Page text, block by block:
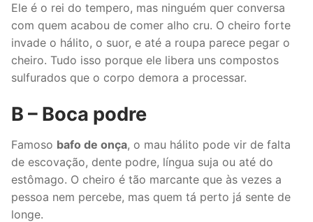
Ele é o rei do tempero, mas ninguém quer conversa
com quem acabou de comer alho cru. O cheiro forte
invade o hálito, o suor, e até a roupa parece pegar o
cheiro. Tudo isso porque ele libera uns compostos
sulfurados que o corpo demora a processar.
B – Boca podre
Famoso bafo de onça, o mau hálito pode vir de falta
de escovação, dente podre, língua suja ou até do
estômago. O cheiro é tão marcante que às vezes a
pessoa nem percebe, mas quem tá perto já sente de
longe.